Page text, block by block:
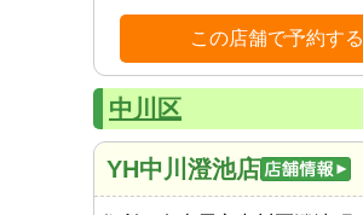
この店舗で予約する
中川区
YH中川澄池店